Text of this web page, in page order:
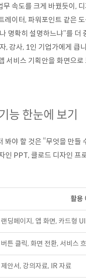
속도를 크게 바꿨듯이,
레이터, 파워포인트 같은
명확히 설명하느냐”를 더
, 강사, 1인 기업가에게
서비스 기획안을 화면으
능 한눈에 보기
봐야 할 것은 “무엇을 만
인 PPT, 클로드 디자인 프
활용
랜딩페이지, 앱 화면, 카드형 UI
버튼 클릭, 화면 전환, 서비스
제안서, 강의자료, IR 자료